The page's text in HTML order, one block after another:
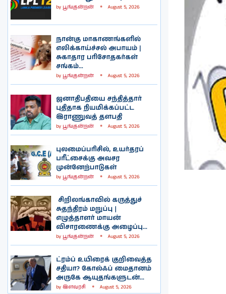
by பூங்குன்றன் August 5, 2026
நான்கு மாகாணங்களில்
எலிக்காய்ச்சல் அபாயம் |
சுகாதார பரிசோதகர்கள்
சங்கம்...
by பூங்குன்றன் August 5, 2026
ஜனாதிபதியை சந்தித்தார்
புதிதாக நியமிக்கப்பட்ட
இராணுவத் தளபதி
by பூங்குன்றன் August 5, 2026
புலமைப்பரிசில், உயர்தரப்
பரீட்சைக்கு அவசர
முன்னேற்பாடுகள்
by பூங்குன்றன் August 5, 2026
சிறிலங்காவில் கருத்துச்
சுதந்திரம் மறுப்பு |
எழுத்தாளர் மாயன்
விசாரணைக்கு அழைப்பு...
by பூங்குன்றன் August 5, 2026
ட்ரம்ப் உயிரைக் குறிவைத்த
சதியா? கோல்ஃப் மைதானம்
அருகே ஆயுதங்களுடன்...
by இளவரசி August 5, 2026